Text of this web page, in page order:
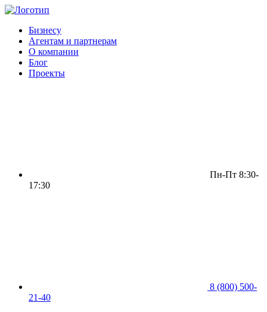
Бизнесу
Агентам и партнерам
О компании
Блог
Проекты
Пн-Пт 8:30-
17:30
8 (800) 500-
21-40